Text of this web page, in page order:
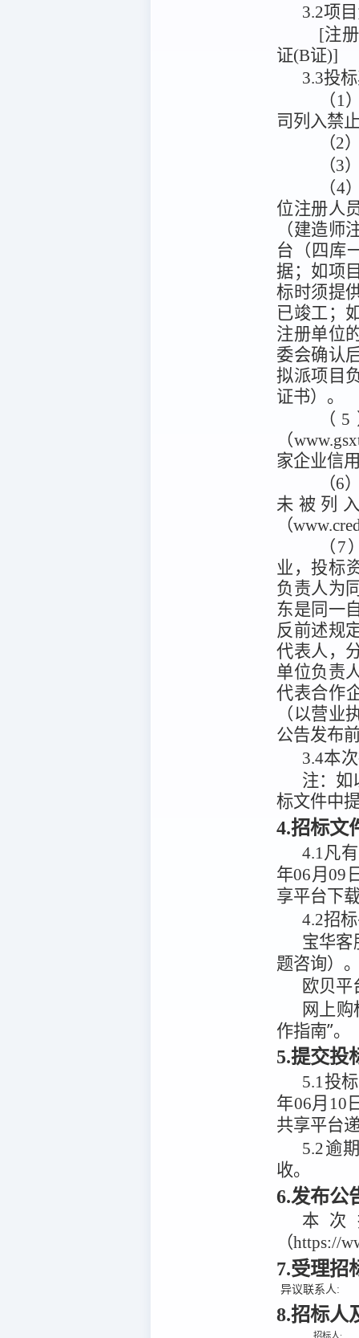
3.2项
[注
证(B证)]
3.3投
（1
司列入禁
（2
（3
（4
位注册人
（建造师
台（四库
据；如项
标时须提
已竣工；
注册单位
委会确认
拟派项目
证书）。
（
（
家企业信
（6
未被列
（
（
业，投标
负责人为
东是同一
反前述规
代表人，
单位负责
代表合作
（以营业
公告发布
3.4本
注： 如
标文件中
4.招标文
4.1凡
年06月09
享平台下
4.2招
宝华客
题咨询）
欧贝平
网上
作指南”。
5.提交投
5.1投
年06月10
共享平台
5.2逾
收。
6.发布公
本
（https://
7.受理招
异议联系人:
8.招标人
招标人: